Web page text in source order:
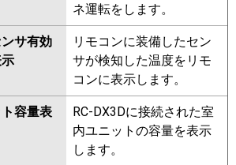
ネ運転をします。
サ有効
リモコンに装備したセン
サが検知した温度をリモ
コンに表示します。
容量表
RC-DX3Dに接続された室
内ユニットの容量を表示
します。